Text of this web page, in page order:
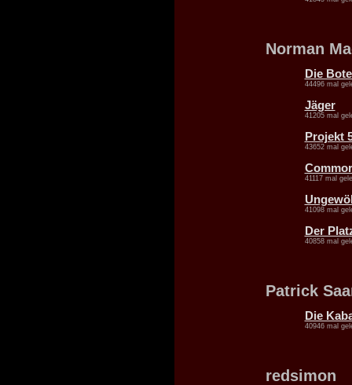
Norman
Die
44496 mal
Jäger
41205 mal
Projekt
43652 mal
41117 mal
41098 mal
Der
40858 mal
Patrick
Die
40946 mal
redsimon